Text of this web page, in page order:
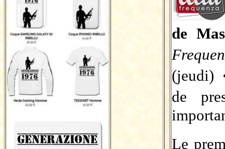
de
(jeudi)
de
Le